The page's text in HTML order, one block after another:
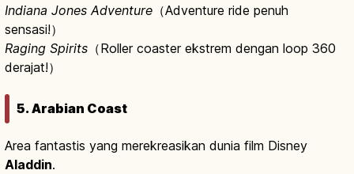
Indiana Jones Adventure （Adventure ride penuh
sensasi!）
Raging Spirits （Roller coaster ekstrem dengan loop 360
derajat!）
5. Arabian Coast
Area fantastis yang merekreasikan dunia film Disney
Aladdin.